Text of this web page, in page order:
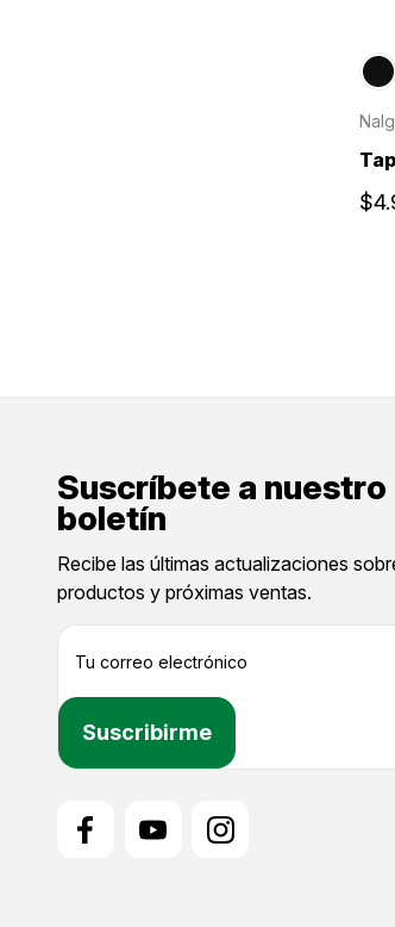
Suscríbete a nuestro
boletín
Recibe las últimas actualizaciones
productos y próximas ventas.
e
c